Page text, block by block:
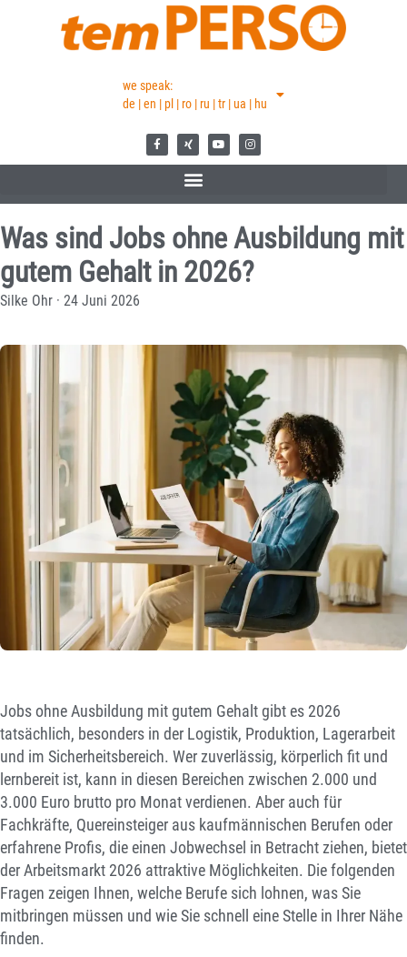
we speak:
de | en | pl | ro | ru | tr | ua | hu
Was sind Jobs ohne Ausbildung mit
gutem Gehalt in 2026?
Silke Ohr · 24 Juni 2026
Jobs ohne Ausbildung mit gutem Gehalt gibt es 2026
tatsächlich, besonders in der Logistik, Produktion, Lagerarbeit
und im Sicherheitsbereich. Wer zuverlässig, körperlich fit und
lernbereit ist, kann in diesen Bereichen zwischen 2.000 und
3.000 Euro brutto pro Monat verdienen. Aber auch für
Fachkräfte, Quereinsteiger aus kaufmännischen Berufen oder
erfahrene Profis, die einen Jobwechsel in Betracht ziehen, bietet
der Arbeitsmarkt 2026 attraktive Möglichkeiten. Die folgenden
Fragen zeigen Ihnen, welche Berufe sich lohnen, was Sie
mitbringen müssen und wie Sie schnell eine Stelle in Ihrer Nähe
finden.